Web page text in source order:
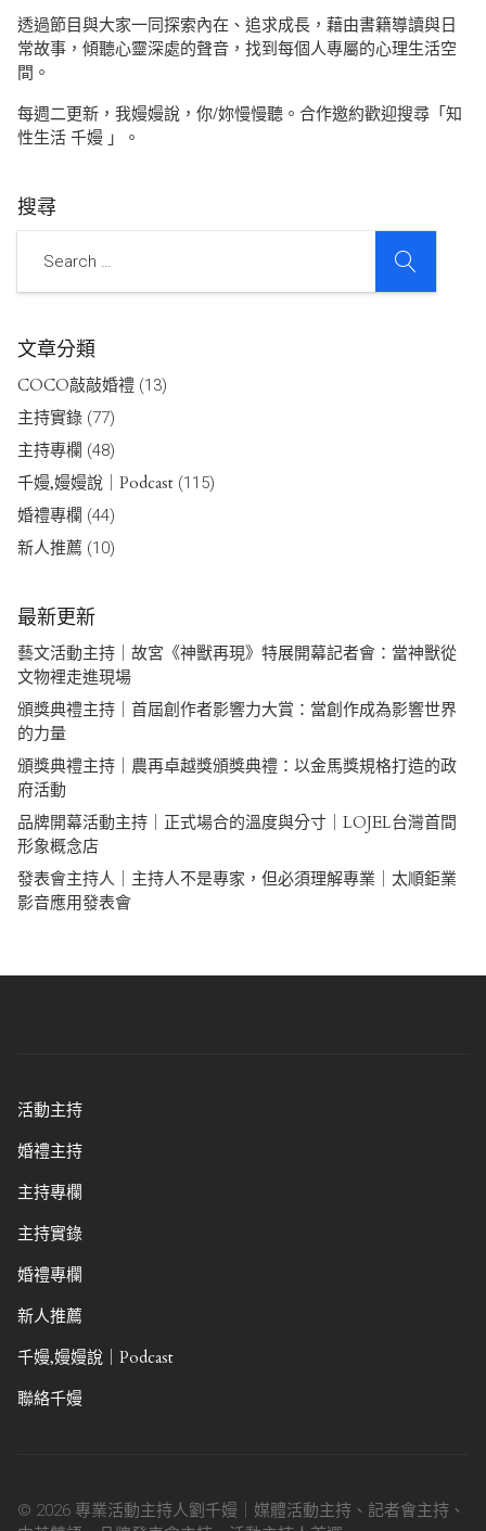
透過節目與大家一同探索內在、追求成長，藉由書籍導讀與日
常故事，傾聽心靈深處的聲音，找到每個人專屬的心理生活空
間。
每週二更新，我嫚嫚說，你/妳慢慢聽。合作邀約歡迎搜尋「知
性生活 千嫚 」。
搜尋
文章分類
COCO敲敲婚禮 (13)
主持實錄 (77)
主持專欄 (48)
千嫚,嫚嫚說｜Podcast (115)
婚禮專欄 (44)
新人推薦 (10)
最新更新
藝文活動主持｜故宮《神獸再現》特展開幕記者會：當神獸從
文物裡走進現場
頒獎典禮主持｜首屆創作者影響力大賞：當創作成為影響世界
的力量
頒獎典禮主持｜農再卓越獎頒獎典禮：以金馬獎規格打造的政
府活動
品牌開幕活動主持｜正式場合的溫度與分寸｜LOJEL台灣首間
形象概念店
發表會主持人｜主持人不是專家，但必須理解專業｜太順鉅業
影音應用發表會
活動主持
婚禮主持
主持專欄
主持實錄
婚禮專欄
新人推薦
千嫚,嫚嫚說｜Podcast
聯絡千嫚
© 2026 專業活動主持人劉千嫚｜媒體活動主持、記者會主持、